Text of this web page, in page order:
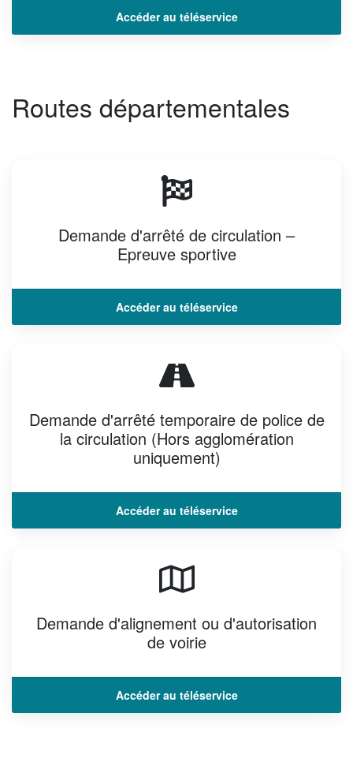
Accéder au téléservice
Routes départementales
Demande d'arrêté de circulation –
Epreuve sportive
Accéder au téléservice
Demande d'arrêté temporaire de police de
la circulation (Hors agglomération
uniquement)
Accéder au téléservice
Demande d'alignement ou d'autorisation
de voirie
Accéder au téléservice